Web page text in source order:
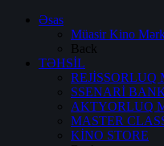
Əsas
Müasir Kino
Back
TƏHSİL
SSENARİ
AKTYORLUQ
MASTER
KİNO STORE